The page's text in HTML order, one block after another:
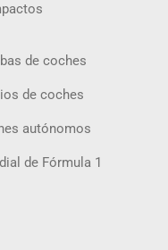
de coches
de coches
autónomos
de Fórmula 1